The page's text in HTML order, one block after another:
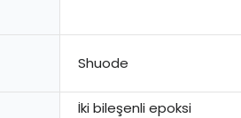
Shuode
İki bileşenli epoksi